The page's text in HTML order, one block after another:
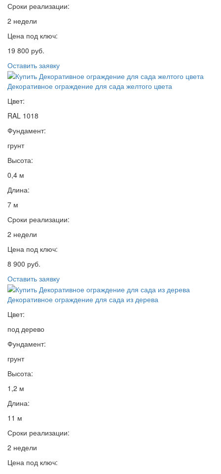
Сроки реализации:
2 недели
Цена под ключ:
19 800 руб.
Оставить заявку
Декоративное ограждение для сада желтого цвета
Цвет:
RAL 1018
Фундамент:
грунт
Высота:
0,4 м
Длина:
7 м
Сроки реализации:
2 недели
Цена под ключ:
8 900 руб.
Оставить заявку
Декоративное ограждение для сада из дерева
Цвет:
под дерево
Фундамент:
грунт
Высота:
1,2 м
Длина:
11 м
Сроки реализации:
2 недели
Цена под ключ: